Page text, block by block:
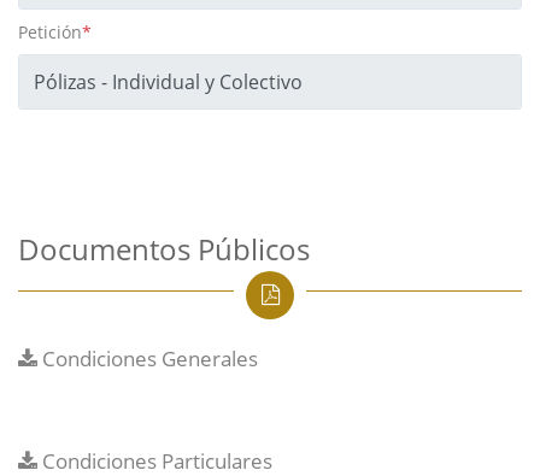
Petición*
Documentos Públicos
Condiciones Generales
Condiciones Particulares